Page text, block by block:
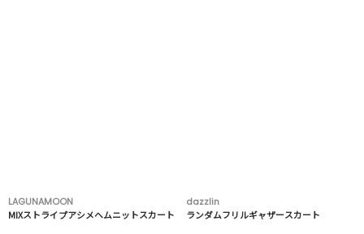
LAGUNAMOON
MIXストライプアシメヘムニットスカート
dazzlin
ランダムフリルギャザースカート